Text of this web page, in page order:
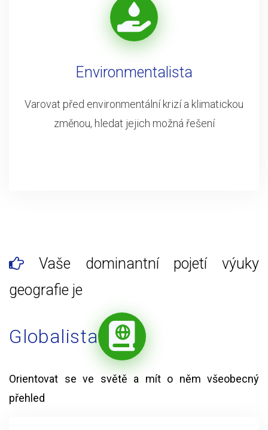
Environmentalista
Varovat před environmentální krizí a klimatickou
změnou, hledat jejich možná řešení
Vaše dominantní pojetí výuky
geografie je
Globalista
Orientovat se ve světě a mít o něm všeobecný
přehled